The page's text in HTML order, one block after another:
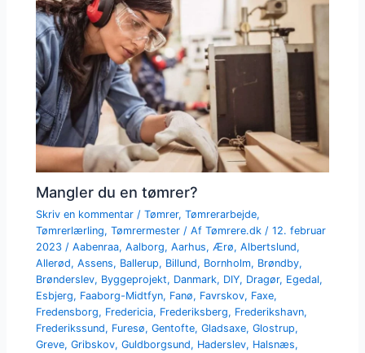
Mangler du en tømrer?
Skriv en kommentar /Tømrer,Tømrerarbejde,
Tømrerlærling,Tømrermester / AfTømrere.dk /12. februar
2023 /Aabenraa,Aalborg,Aarhus, Ærø,Albertslund,
Allerød,Assens, Ballerup, Billund, Bornholm, Brøndby,
Brønderslev, Byggeprojekt, Danmark, DIY, Dragør, Egedal,
Esbjerg, Faaborg-Midtfyn, Fanø, Favrskov, Faxe,
Fredensborg, Fredericia, Frederiksberg, Frederikshavn,
Frederikssund, Furesø,Gentofte,Gladsaxe,Glostrup,
Greve,Gribskov,Guldborgsund, Haderslev, Halsnæs,